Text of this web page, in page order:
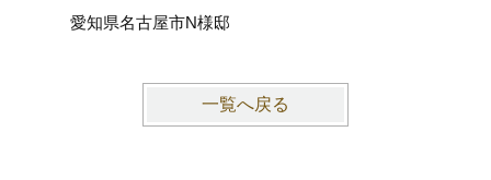
愛知県名古屋市N様邸
一覧へ戻る